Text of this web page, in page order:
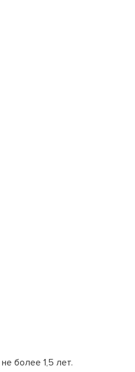
более 1,5 лет.